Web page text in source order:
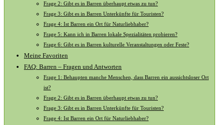
Frage 2: Gibt es in Barren überhaupt etwas zu tun?
Frage 3: Gibt es in Barren Unterkünfte für Touristen?
Frage 4: Ist Barren ein Ort für Naturliebhaber?
Frage 5: Kann ich in Barren lokale Spezialitäten probieren?
Frage 6: Gibt es in Barren kulturelle Veranstaltungen oder Feste?
Meine Favoriten
FAQ: Barren – Fragen und Antworten
Frage 1: Behaupten manche Menschen, dass Barren ein aussichtsloser Ort
ist?
Frage 2: Gibt es in Barren überhaupt etwas zu tun?
Frage 3: Gibt es in Barren Unterkünfte für Touristen?
Frage 4: Ist Barren ein Ort für Naturliebhaber?